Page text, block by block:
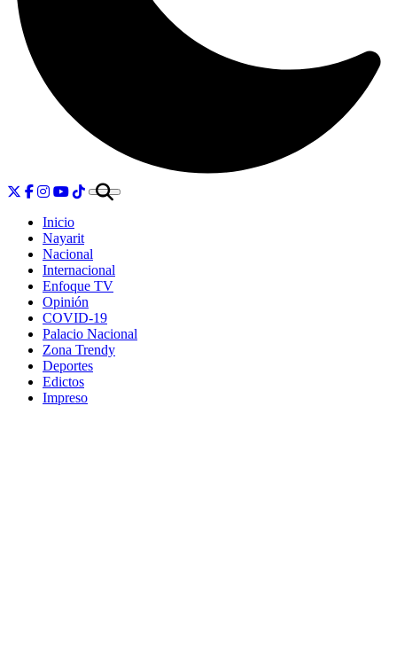
Inicio
Nayarit
Nacional
Internacional
Enfoque TV
Opinión
COVID-19
Palacio Nacional
Zona Trendy
Deportes
Edictos
Impreso